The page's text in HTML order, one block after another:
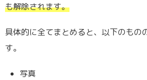
も解除されます。
具体的に全てまとめると、以下のもの
す。
写真